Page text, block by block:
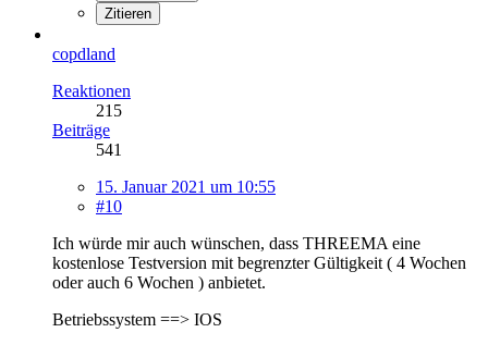
Zitieren
copdland
Reaktionen
215
Beiträge
541
15. Januar 2021 um 10:55
#10
Ich würde mir auch wünschen, dass THREEMA eine
kostenlose Testversion mit begrenzter Gültigkeit ( 4 Wochen
oder auch 6 Wochen ) anbietet.
Betriebssystem ==> IOS